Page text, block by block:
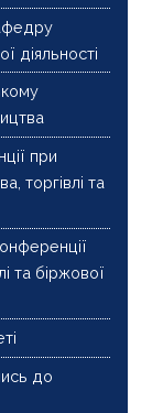
діяльності
при
торгівлі та
та біржової
до